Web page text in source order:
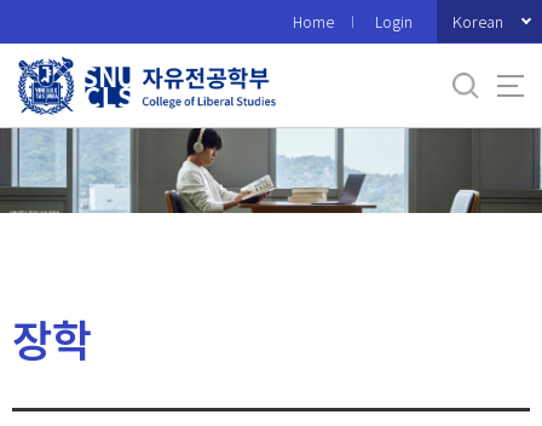
로
메
Home Login Korean
장학